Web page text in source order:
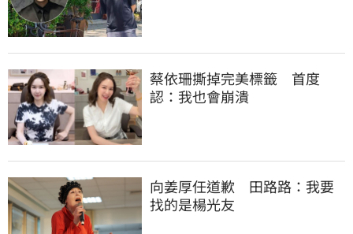
蔡依珊撕掉完美標籤　首度
認：我也會崩潰
向姜厚任道歉　田路路：我要
找的是楊光友